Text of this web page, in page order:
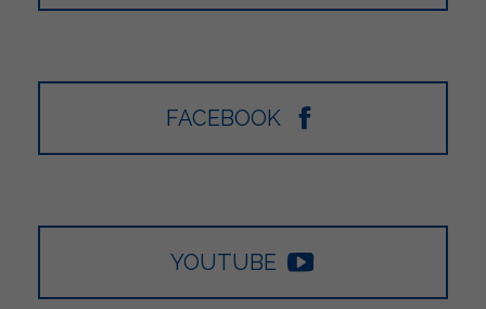
FACEBOOK
YOUTUBE